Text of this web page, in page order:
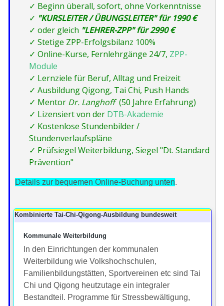
✓ Beginn überall, sofort, ohne Vorkenntnisse
✓ "KURSLEITER / ÜBUNGSLEITER" für 1990 €
✓ oder gleich "LEHRER-ZPP" für 2990 €
✓ Stetige ZPP-Erfolgsbilanz 100%
✓ Online-Kurse, Fernlehrgänge 24/7, ZPP-
Module
✓ Lernziele für Beruf, Alltag und Freizeit
✓ Ausbildung Qigong, Tai Chi, Push Hands
✓ Mentor Dr. Langhoff(50 Jahre Erfahrung)
✓ Lizensiert von der DTB-Akademie
✓ Kostenlose Stundenbilder /
Stundenverlaufspläne
✓ Prüfsiegel Weiterbildung, Siegel "Dt. Standard
Prävention"
Details zur bequemen Online-Buchung unten.
Kombinierte Tai-Chi-Qigong-Ausbildung bundesweit
Kommunale Weiterbildung
In den Einrichtungen der kommunalen
Weiterbildung wie Volkshochschulen,
Familienbildungstätten, Sportvereinen etc sind Tai
Chi und Qigong heutzutage ein integraler
Bestandteil. Programme für Stressbewältigung,